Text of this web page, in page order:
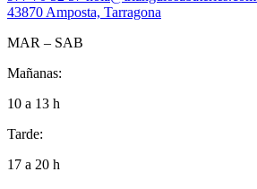
43870 Amposta, Tarragona
MAR – SAB
Mañanas:
10 a 13 h
Tarde:
17 a 20 h